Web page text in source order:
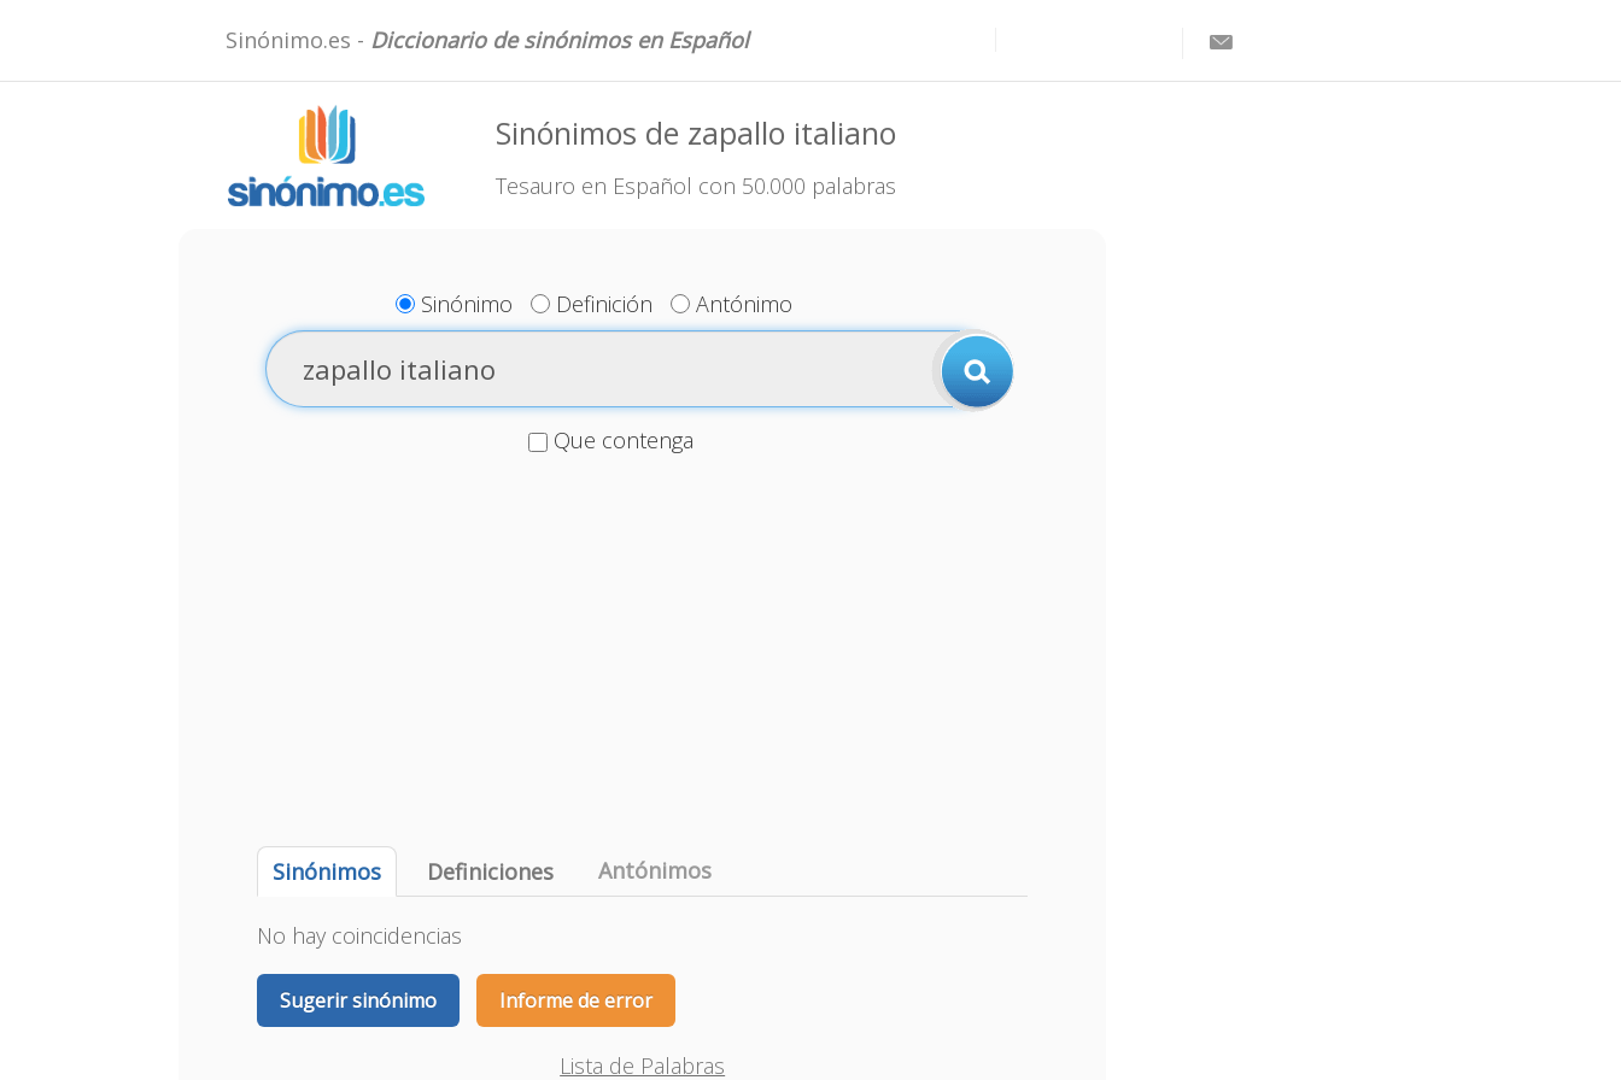
Sinónimo.es - Diccionario de sinónimos en Español
Sinónimos de zapallo italiano
Tesauro en Español con 50.000 palabras
Sinónimo Definición Antónimo
Que contenga
Sinónimos Definiciones Antónimos
No hay coincidencias
Sugerir sinónimo Informe de error
Lista de Palabras